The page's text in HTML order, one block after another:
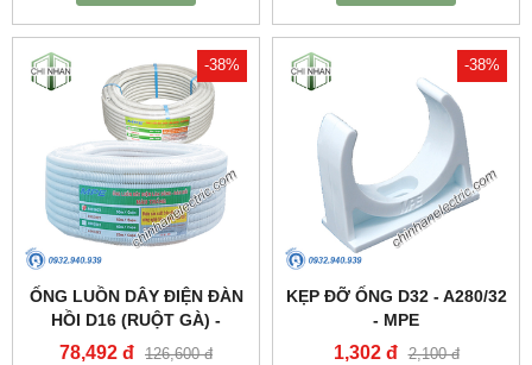
-38%
ỐNG LUỒN DÂY ĐIỆN ĐÀN
HỒI D16 (RUỘT GÀ) -
A9016CT - MPE
78,492 đ 126,600 đ
-38%
KẸP ĐỠ ỐNG D32 - A280/32
- MPE
1,302 đ 2,100 đ